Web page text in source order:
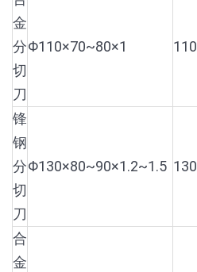
金
分
切
刀
Φ110×70~80×1 110
锋
钢
分
切
刀
Φ130×80~90×1.2~1.5 130
合
金